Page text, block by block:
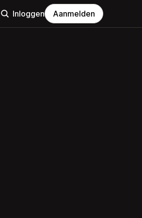
Inloggen Aanmelden